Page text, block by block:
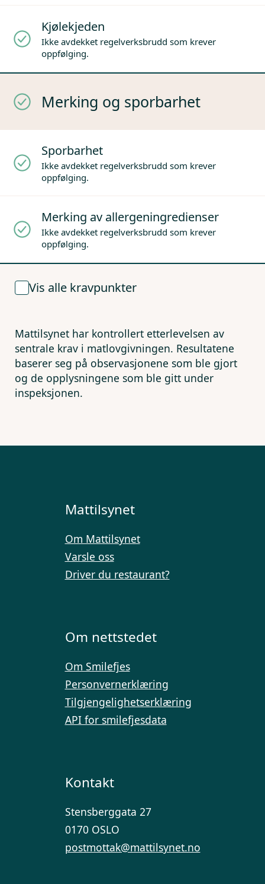
Kjølekjeden
Ikke avdekket regelverksbrudd som krever
oppfølging.
Merking og sporbarhet
Sporbarhet
Ikke avdekket regelverksbrudd som krever
oppfølging.
Merking av allergeningredienser
Ikke avdekket regelverksbrudd som krever
oppfølging.
Vis alle kravpunkter
Mattilsynet har kontrollert etterlevelsen av
sentrale krav i matlovgivningen. Resultatene
baserer seg på observasjonene som ble gjort
og de opplysningene som ble gitt under
inspeksjonen.
Mattilsynet
Om Mattilsynet
Varsle oss
Driver du restaurant?
Om nettstedet
Om Smilefjes
Personvernerklæring
Tilgjengelighetserklæring
API for smilefjesdata
Kontakt
Stensberggata 27
0170 OSLO
postmottak@mattilsynet.no